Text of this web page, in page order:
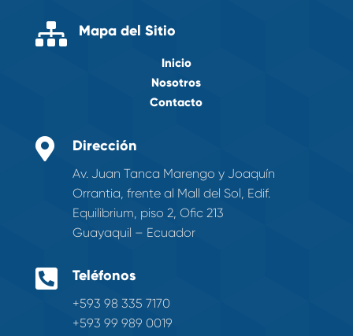
 Mapa del Sitio
Inicio
Nosotros
Contacto
 Dirección
Av. Juan Tanca Marengo y Joaquín
Orrantia, frente al Mall del Sol, Edif.
Equilibrium, piso 2, Ofic 213
Guayaquil – Ecuador
 Teléfonos
+593 98 335 7170
+593 99 989 0019